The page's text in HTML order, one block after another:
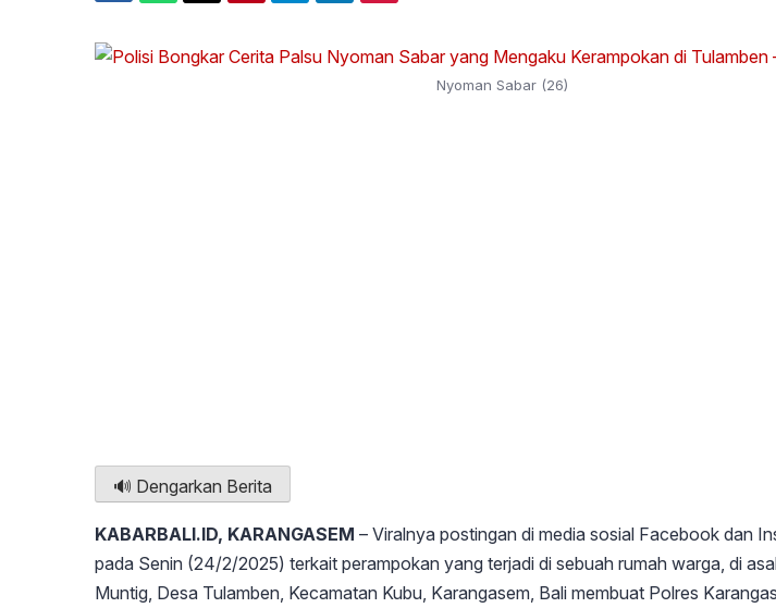
Nyoman Sabar (26)
🔊 Dengarkan Berita
KABARBALI.ID, KARANGASEM – Viralnya postingan di media sosial Facebook dan
pada Senin (24/2/2025) terkait perampokan yang terjadi di sebuah rumah warga, di
Muntig, Desa Tulamben, Kecamatan Kubu, Karangasem, Bali membuat Polres